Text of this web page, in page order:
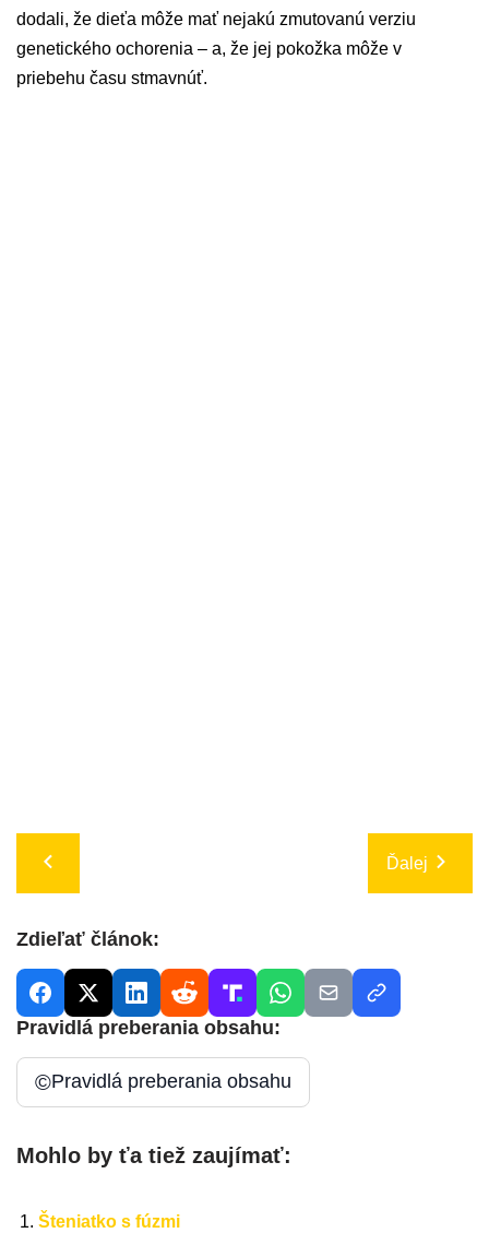
dodali, že dieťa môže mať nejakú zmutovanú verziu
genetického ochorenia – a, že jej pokožka môže v
priebehu času stmavnúť.
Ďalej
Zdieľať článok:
Pravidlá preberania obsahu:
©Pravidlá preberania obsahu
Mohlo by ťa tiež zaujímať:
Šteniatko s fúzmi